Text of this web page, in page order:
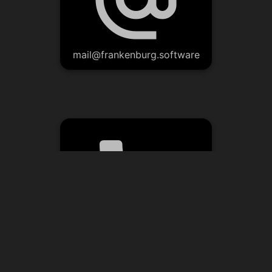
mail@frankenburg.software
call